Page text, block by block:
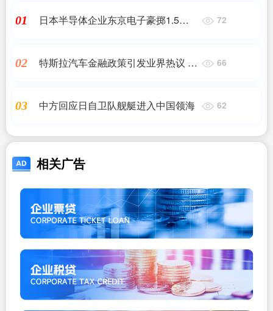
01
日本半导体企业东京电子豪掷1.5万
72
02
特斯拉汽车金融政策引发业界热议 首
66
03 中方回应日自卫队舰艇进入中国领海 62
相关广告